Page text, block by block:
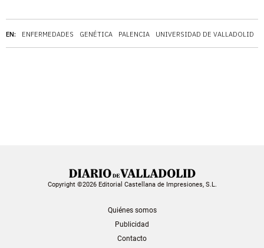
EN: ENFERMEDADES GENÉTICA PALENCIA UNIVERSIDAD DE VALLADOLID
Copyright ©2026 Editorial Castellana de Impresiones, S.L.
Quiénes somos
Publicidad
Contacto